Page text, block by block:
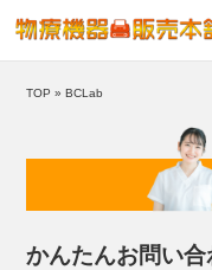
TOP »BCLab
かんたんお問い合